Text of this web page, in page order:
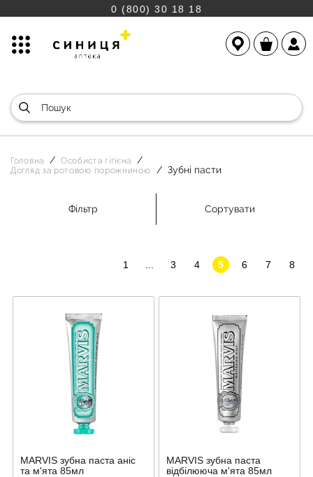
0 (800) 30 18 18
Головна
Особиста гігієна
Догляд за ротовою порожниною
Зубні пасти
Фільтр Сортувати
1 3 4 5 6 7 8
MARVIS зубна паста аніс
та м'ята 85мл
MARVIS зубна паста
відбілююча м'ята 85мл